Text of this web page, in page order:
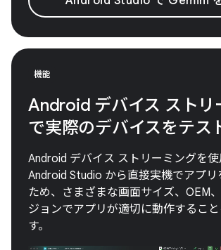
機能
Android デバイス ストリ
で実際のデバイスをテス
Android デバイス ストリーミングを使
Android Studio から直接実機でアプリ
ため、さまざまな画面サイズ、OEM
ジョンでアプリが適切に動作するこ
す。